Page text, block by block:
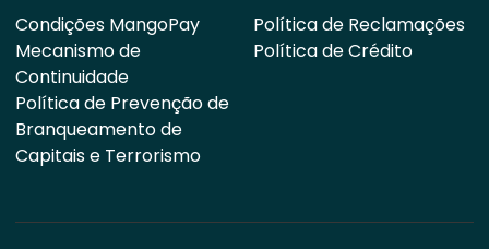
Condições MangoPay
Mecanismo de
Continuidade
Política de Prevenção de
Branqueamento de
Capitais e Terrorismo
Política de Reclamações
Política de Crédito